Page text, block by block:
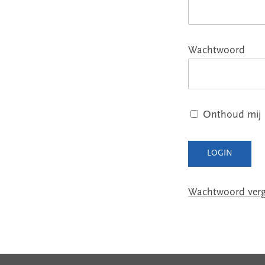
Wachtwoord
Onthoud mij
Wachtwoord